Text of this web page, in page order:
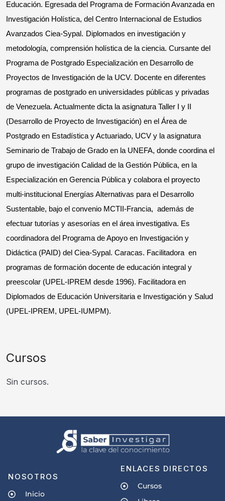
Educación. Egresada del Programa de Formación Avanzada en
Investigación Holística, del Centro Internacional de Estudios
Avanzados Ciea-Sypal. Diplomados en investigación y
metodología, comprensión holística de la ciencia. Cursante del
Programa de Postgrado Especialización en Desarrollo de
Proyectos de Investigación de la UCV. Docente en diferentes
programas de postgrado en universidades públicas y privadas
de Venezuela. Actualmente dicta la asignatura Taller I y II
(Desarrollo de Proyecto de Investigación) en el Área de
Postgrado en Estadística y Actuariado, UCV y la asignatura
Seminario de Trabajo de Grado en la UNEFA, donde coordina el
grupo de investigación Calidad de la Gestión Pública, en la
Especialización en Gerencia Pública y colabora el proyecto
multi-institucional Energías Alternativas para el Desarrollo
Sustentable, bajo el convenio MCTII-Francia, además de
efectuar tutorías y asesorías en el área investigativa. Es
coordinadora del Programa de Apoyo en Investigación y
Didáctica (PAID) del Ciea-Sypal. Caracas. Facilitadora en
programas de formación docente de educación integral y
preescolar (UPEL-IPREM desde 1996). Facilitadora en
Diplomados de Educación Universitaria e Investigación y Salud
(UPEL-IPREM, UPEL-IUMPM).
Cursos
Sin cursos.
NOSOTROS
Inicio
ENLACES DIRECTOS
Cursos